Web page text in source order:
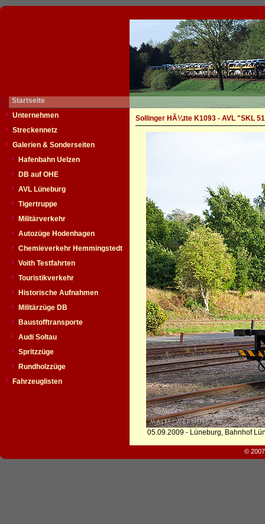
Startseite
Unternehmen
Streckennetz
Galerien & Sonderseiten
Hafenbahn Uelzen
DB auf OHE
AVL Lüneburg
Tigertruppe
Militärverkehr
Autozüge Hodenhagen
Chemieverkehr Hemmingstedt
Voith Testfahrten
Touristikverkehr
Historische Aufnahmen
Militärzüge DB
Baustofftransporte
Audi Soltau
Spritzzüge
Rundholzzüge
Fahrzeuglisten
Sollinger HÃ¼tte K1093 - AVL "SKL
05.09.2009 - Lüneburg, Bahnhof
©